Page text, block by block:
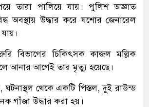
তারা পালিয়ে যায়। পুলিশ অজ্ঞাত
অবস্থায় উদ্ধার করে যশোর জেনারেল
বিভাগের চিকিৎসক কাজল মল্লিক
আনার আগেই তার মৃত্যু হয়েছে।
থেকে একটি পিস্তল, দুই রাউন্ড
গাঁজা উদ্ধার করা হয়।